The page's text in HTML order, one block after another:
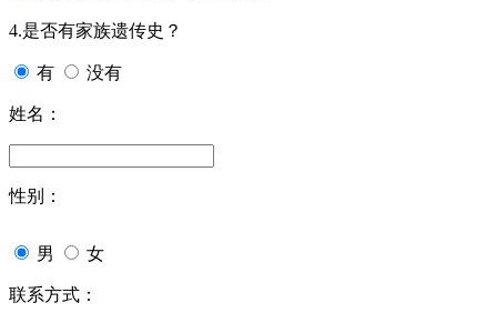
4.是否有家族遗传史？
有 没有
姓名：
性别：
男 女
联系方式：